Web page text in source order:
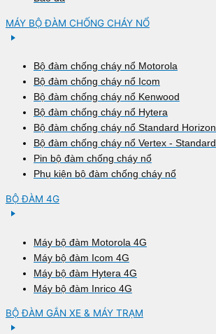
MÁY BỘ ĐÀM CHỐNG CHÁY NỔ
Bộ đàm chống cháy nổ Motorola
Bộ đàm chống cháy nổ Icom
Bộ đàm chống cháy nổ Kenwood
Bộ đàm chống cháy nổ Hytera
Bộ đàm chống cháy nổ Standard Horizon
Bộ đàm chống cháy nổ Vertex - Standard
Pin bộ đàm chống cháy nổ
Phụ kiện bộ đàm chống cháy nổ
BỘ ĐÀM 4G
Máy bộ đàm Motorola 4G
Máy bộ đàm Icom 4G
Máy bộ đàm Hytera 4G
Máy bộ đàm Inrico 4G
BỘ ĐÀM GẮN XE & MÁY TRẠM